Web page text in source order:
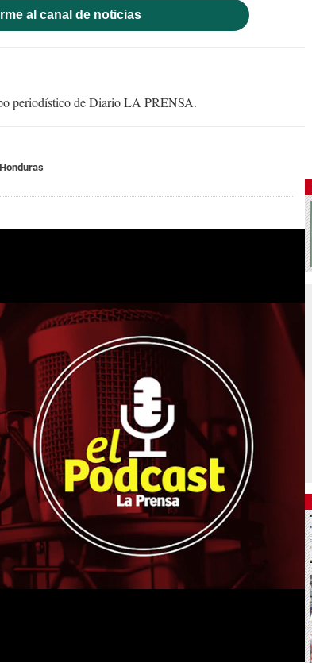
al canal de noticias
periodístico de Diario LA PRENSA.